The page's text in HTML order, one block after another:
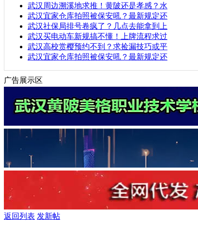
武汉周边溯溪地求推！黄陂还是孝感？水
武汉宜家仓库拍照被保安吼？最新规定还
武汉社保局排号卷疯了？几点去能拿到上
武汉买电动车新规搞不懂！上牌流程求过
武汉高校赏樱预约不到？求捡漏技巧或平
武汉宜家仓库拍照被保安吼？最新规定还
广告展示区
返回列表 发新帖